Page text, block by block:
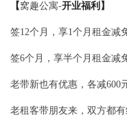
【 窝趣公寓-开业福利】
签12个月，享1个月租金减
签6个月，享半个月租金减
老带新也有优惠，各减600
老租客带朋友来，双方都